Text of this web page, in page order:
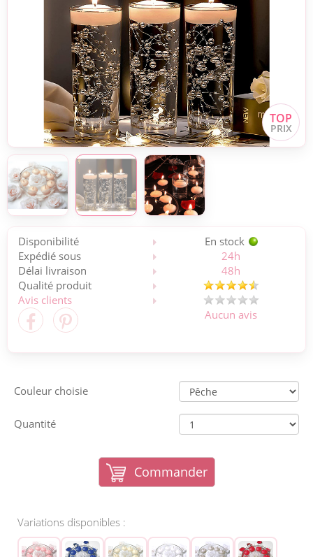
Disponibilité
En stock
Expédié sous
24h
Délai livraison
48h
Qualité produit
Avis clients
Aucun avis
Couleur choisie
Quantité
Commander
Variations disponibles :